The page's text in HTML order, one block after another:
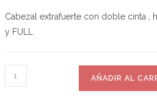
Cabezal extrafuerte con doble cinta ,
y FULL
AÑADIR AL